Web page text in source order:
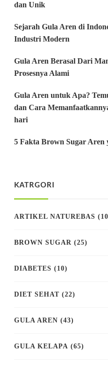
dan Unik
Sejarah Gula Aren di
Industri Modern
Gula Aren Berasal Dari
Prosesnya Alami
Gula Aren untuk Apa?
dan Cara
hari
5 Fakta Brown Sugar Aren
KATRGORI
ARTIKEL NATUREBAS
BROWN SUGAR (25)
DIABETES (10)
DIET SEHAT (22)
GULA AREN (43)
GULA KELAPA (65)